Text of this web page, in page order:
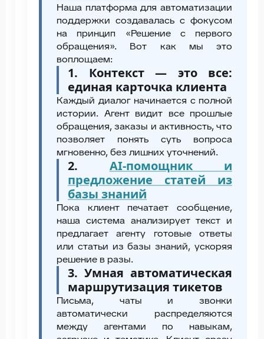
Наша платформа для автоматизации
поддержки создавалась с фокусом
на принцип «Решение с первого
обращения». Вот как мы это
воплощаем:
1. Контекст — это все:
единая карточка клиента
Каждый диалог начинается с полной
истории. Агент видит все прошлые
обращения, заказы и активность, что
позволяет понять суть вопроса
мгновенно, без лишних уточнений.
2. AI-помощник и
предложение статей из
базы знаний
Пока клиент печатает сообщение,
наша система анализирует текст и
предлагает агенту готовые ответы
или статьи из базы знаний, ускоряя
решение в разы.
3. Умная автоматическая
маршрутизация тикетов
Письма, чаты и звонки
автоматически распределяются
между агентами по навыкам,